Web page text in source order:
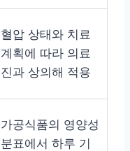
혈압 상태와 치료
계획에 따라 의료
진과 상의해 적용
가공식품의 영양성
분표에서 하루 기